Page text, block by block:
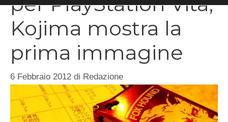
Kojima mostra la
prima immagine
6 Febbraio 2012 di Redazione